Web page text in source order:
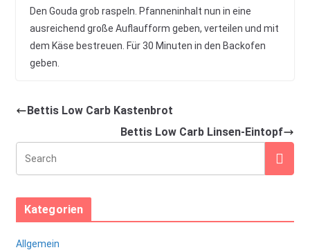
Den Gouda grob raspeln. Pfanneninhalt nun in eine
ausreichend große Auflaufform geben, verteilen und mit
dem Käse bestreuen. Für 30 Minuten in den Backofen
geben.
Bettis Low Carb Kastenbrot
Bettis Low Carb Linsen-Eintopf
Kategorien
Allgemein